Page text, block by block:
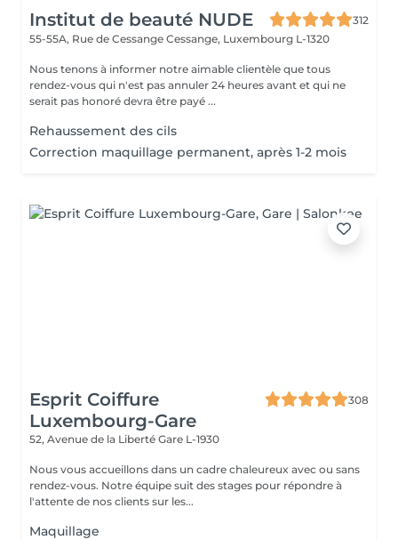
Institut de beauté NUDE
312
55-55A, Rue de Cessange Cessange, Luxembourg L-1320
Nous tenons à informer notre aimable clientèle que tous
rendez-vous qui n'est pas annuler 24 heures avant et qui ne
serait pas honoré devra être payé ...
Rehaussement des cils
Correction maquillage permanent, après 1-2 mois
Esprit Coiffure
Luxembourg-Gare
308
52, Avenue de la Liberté Gare L-1930
Nous vous accueillons dans un cadre chaleureux avec ou sans
rendez-vous. Notre équipe suit des stages pour répondre à
l'attente de nos clients sur les...
Maquillage